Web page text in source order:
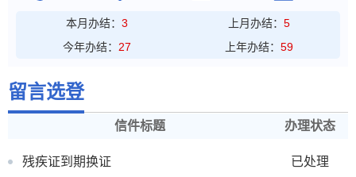
本月办结： 3 上月办结： 5
今年办结： 27 上年办结： 59
留言选登
信件标题 办理状态
残疾证到期换证 已处理